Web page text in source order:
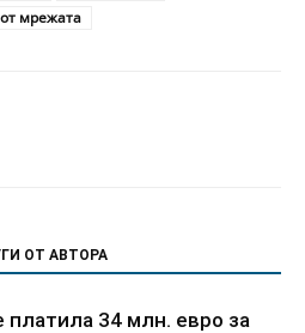
от мрежата
ОТ АВТОРА
платила 34 млн. евро за